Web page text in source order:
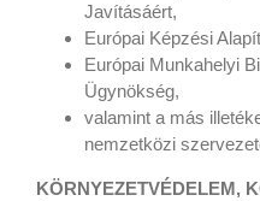
Javításáért,
Európai Képzési
Európai Munkahelyi
Ügynökség,
valamint a más
nemzetközi
KÖRNYEZETVÉDELEM,